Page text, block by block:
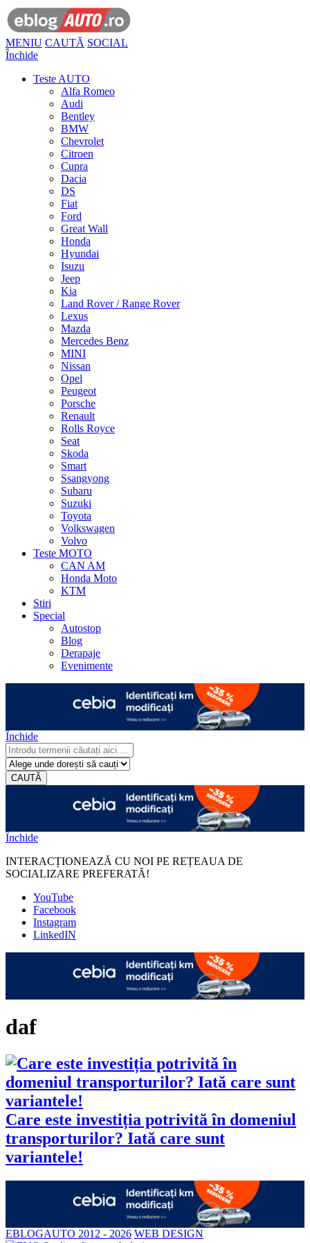
MENIU CAUTĂ SOCIAL
Închide
Teste AUTO
Alfa Romeo
Audi
Bentley
BMW
Chevrolet
Citroen
Cupra
Dacia
DS
Fiat
Ford
Great Wall
Honda
Hyundai
Isuzu
Jeep
Kia
Land Rover / Range Rover
Lexus
Mazda
Mercedes Benz
MINI
Nissan
Opel
Peugeot
Porsche
Renault
Rolls Royce
Seat
Skoda
Smart
Ssangyong
Subaru
Suzuki
Toyota
Volkswagen
Volvo
Teste MOTO
CAN AM
Honda Moto
KTM
Stiri
Special
Autostop
Blog
Derapaje
Evenimente
Închide
CAUTĂ
Închide
INTERACȚIONEAZĂ CU NOI PE REȚEAUA DE
SOCIALIZARE PREFERATĂ!
YouTube
Facebook
Instagram
LinkedIN
daf
Care este investiția potrivită în domeniul
transporturilor? Iată care sunt
variantele!
EBLOGAUTO 2012 - 2026 WEB DESIGN